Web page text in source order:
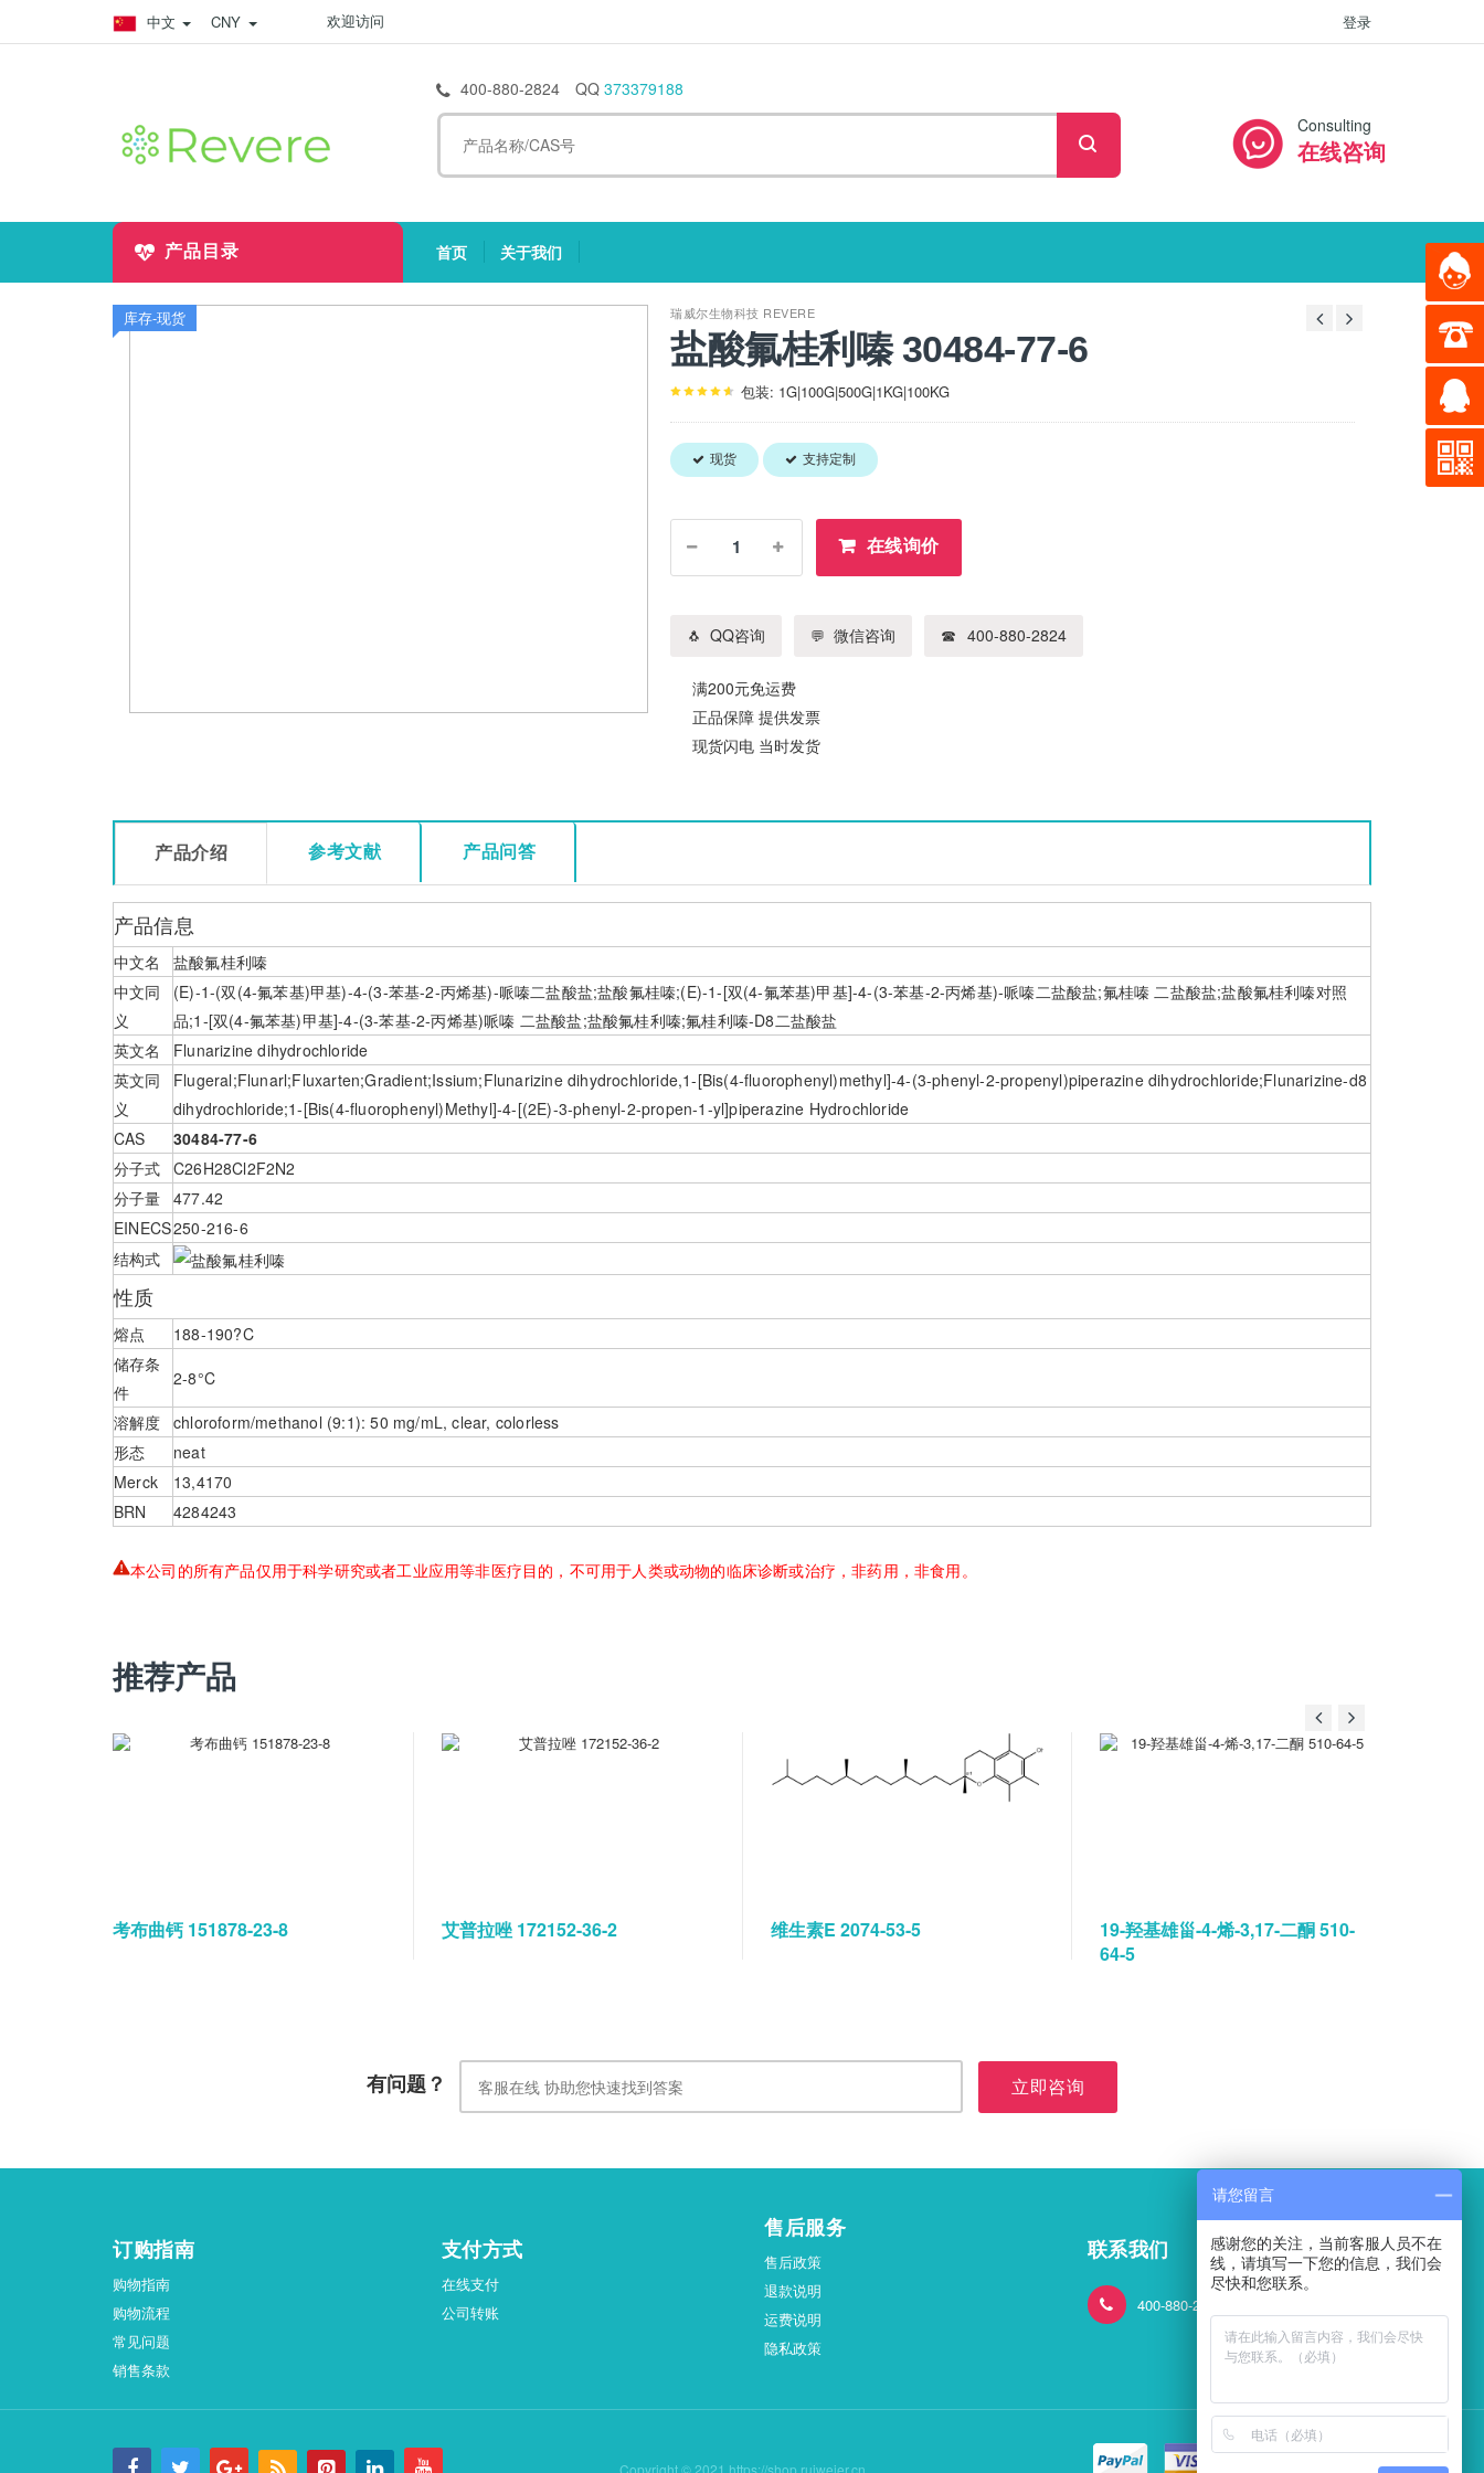
中文 CNY 欢迎访问 登录
400-880-2824 QQ 373379188
Consulting
在线咨询
产品目录
首页
关于我们
库存-现货 瑞威尔生物科技 REVERE
盐酸氟桂利嗪 30484-77-6
包装: 1G|100G|500G|1KG|100KG
现货 支持定制
在线询价
QQ咨询 微信咨询 400-880-2824
满200元免运费
正品保障 提供发票
现货闪电 当时发货
产品介绍 参考文献 产品问答
产品信息
中文名
盐酸氟桂利嗪
中文同
义
(E)-1-(双(4-氟苯基)甲基)-4-(3-苯基-2-丙烯基)-哌嗪二盐酸盐;盐酸氟桂嗪;(E)-1-[双(4-氟苯基)甲基]-4-(3-苯基-2-丙烯基)-哌嗪二盐酸盐;氟桂嗪 二盐酸盐;盐酸氟桂利嗪对照
品;1-[双(4-氟苯基)甲基]-4-(3-苯基-2-丙烯基)哌嗪 二盐酸盐;盐酸氟桂利嗪;氟桂利嗪-D8二盐酸盐
英文名
Flunarizine dihydrochloride
英文同
义
Flugeral;Flunarl;Fluxarten;Gradient;Issium;Flunarizine dihydrochloride,1-[Bis(4-fluorophenyl)methyl]-4-(3-phenyl-2-propenyl)piperazine dihydrochloride;Flunarizine-d8
dihydrochloride;1-[Bis(4-fluorophenyl)Methyl]-4-[(2E)-3-phenyl-2-propen-1-yl]piperazine Hydrochloride
CAS
30484-77-6
分子式 C26H28Cl2F2N2
分子量 477.42
EINECS250-216-6
结构式
性质
熔点
188-190?C
储存条
件
2-8°C
溶解度 chloroform/methanol (9:1): 50 mg/mL, clear, colorless
形态
neat
Merck
13,4170
BRN
4284243
本公司的所有产品仅用于科学研究或者工业应用等非医疗目的，不可用于人类或动物的临床诊断或治疗，非药用，非食用。
推荐产品
考布曲钙 151878-23-8 艾普拉唑 172152-36-2 维生素E 2074-53-5
19-羟基雄甾-4-烯-3,17-二酮 510-
64-5
有问题？ 立即咨询
订购指南
购物指南
购物流程
常见问题
销售条款
支付方式
在线支付
公司转账
售后服务
售后政策
退款说明
运费说明
隐私政策
联系我们
400-880-2824
Copyright © 2021.https://shop.ruiweier.cn
请您留言
感谢您的关注，当前客服人员不在
线，请填写一下您的信息，我们会
尽快和您联系。